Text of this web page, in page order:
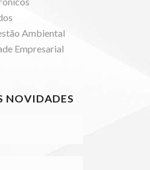
Ambiental
Empresarial
NOVIDADES